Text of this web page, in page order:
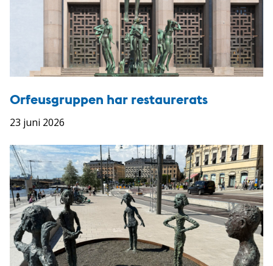
Orfeusgruppen har restaurerats
23 juni 2026